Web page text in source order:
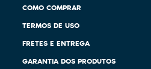
COMO COMPRAR
TERMOS DE USO
FRETES E ENTREGA
GARANTIA DOS PRODUTOS